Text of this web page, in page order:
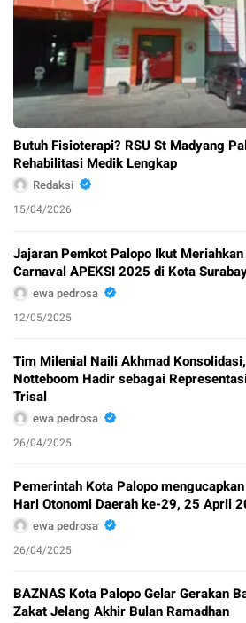
Butuh Fisioterapi? RSU St Madyang
Rehabilitasi Medik Lengkap
Redaksi
15/04/2026
Jajaran Pemkot Palopo Ikut Meriahkan
Carnaval APEKSI 2025 di Kota
ewa pedrosa
12/05/2025
Tim Milenial Naili Akhmad
Notteboom Hadir sebagai
Trisal
ewa pedrosa
26/04/2025
Pemerintah Kota Palopo
Hari Otonomi Daerah ke-29, 25 April
ewa pedrosa
26/04/2025
BAZNAS Kota Palopo Gelar Gerakan
Zakat Jelang Akhir Bulan Ramadhan